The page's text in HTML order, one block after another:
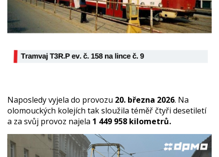
Naposledy vyjela do provozu 20. března 2026. Na
olomouckých kolejích tak sloužila téměř čtyři desetiletí
a za svůj provoz najela 1 449 958 kilometrů.